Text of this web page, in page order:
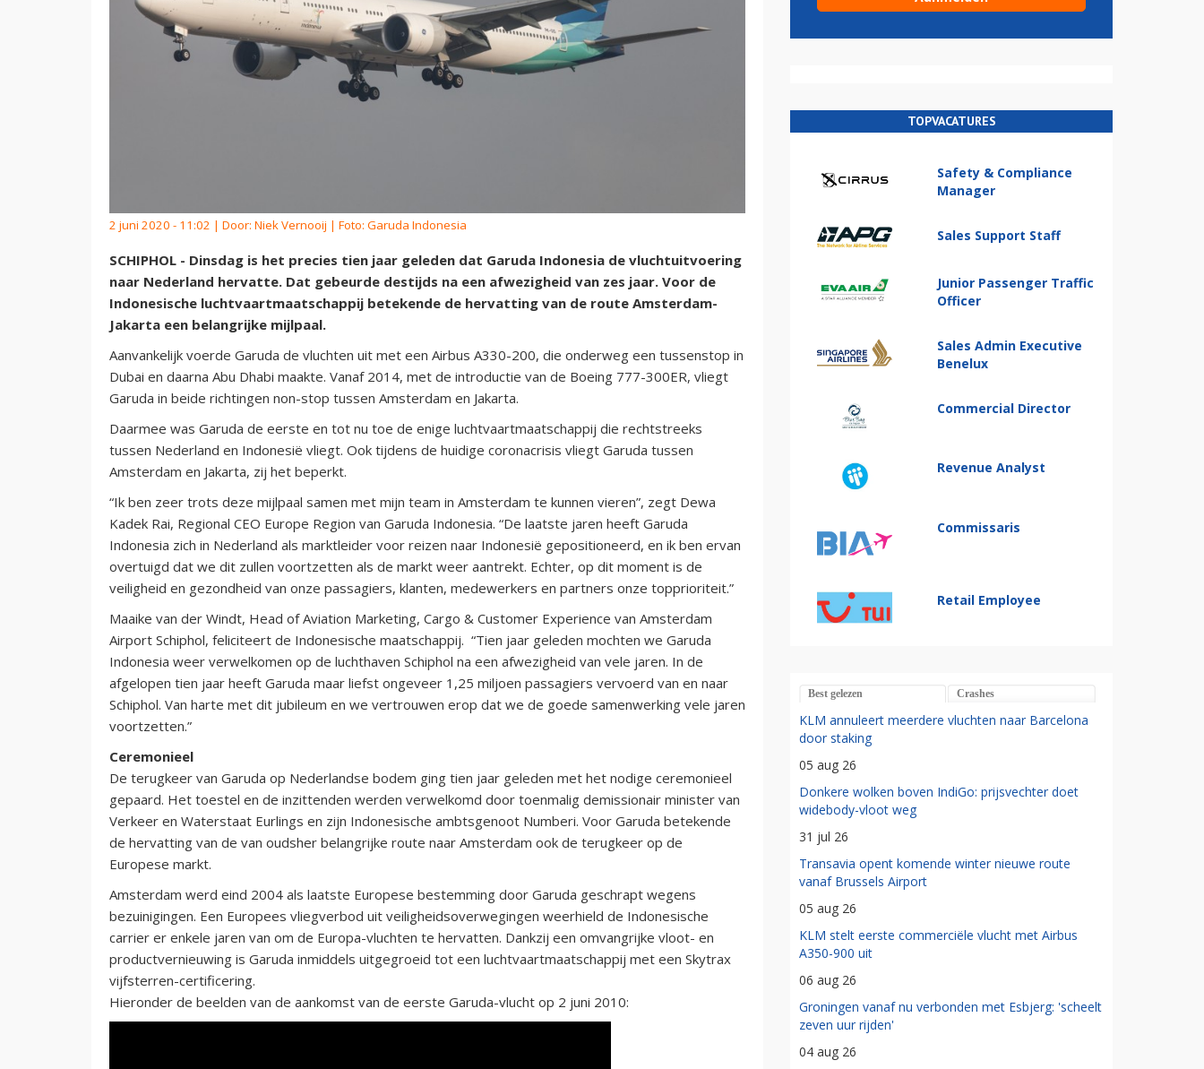
2 juni 2020 - 11:02 | Door: Niek Vernooij | Foto: Garuda Indonesia
SCHIPHOL - Dinsdag is het precies tien jaar geleden dat Garuda Indonesia de vluchtuitvoering
naar Nederland hervatte. Dat gebeurde destijds na een afwezigheid van zes jaar. Voor de
Indonesische luchtvaartmaatschappij betekende de hervatting van de route Amsterdam-
Jakarta een belangrijke mijlpaal.
Aanvankelijk voerde Garuda de vluchten uit met een Airbus A330-200, die onderweg een tussenstop in
Dubai en daarna Abu Dhabi maakte. Vanaf 2014, met de introductie van de Boeing 777-300ER, vliegt
Garuda in beide richtingen non-stop tussen Amsterdam en Jakarta.
Daarmee was Garuda de eerste en tot nu toe de enige luchtvaartmaatschappij die rechtstreeks
tussen Nederland en Indonesië vliegt. Ook tijdens de huidige coronacrisis vliegt Garuda tussen
Amsterdam en Jakarta, zij het beperkt.
“Ik ben zeer trots deze mijlpaal samen met mijn team in Amsterdam te kunnen vieren”, zegt Dewa
Kadek Rai, Regional CEO Europe Region van Garuda Indonesia. “De laatste jaren heeft Garuda
Indonesia zich in Nederland als marktleider voor reizen naar Indonesië gepositioneerd, en ik ben ervan
overtuigd dat we dit zullen voortzetten als de markt weer aantrekt. Echter, op dit moment is de
veiligheid en gezondheid van onze passagiers, klanten, medewerkers en partners onze topprioriteit.”
Maaike van der Windt, Head of Aviation Marketing, Cargo & Customer Experience van Amsterdam
Airport Schiphol, feliciteert de Indonesische maatschappij. “Tien jaar geleden mochten we Garuda
Indonesia weer verwelkomen op de luchthaven Schiphol na een afwezigheid van vele jaren. In de
afgelopen tien jaar heeft Garuda maar liefst ongeveer 1,25 miljoen passagiers vervoerd van en naar
Schiphol. Van harte met dit jubileum en we vertrouwen erop dat we de goede samenwerking vele jaren
voortzetten.”
Ceremonieel
De terugkeer van Garuda op Nederlandse bodem ging tien jaar geleden met het nodige ceremonieel
gepaard. Het toestel en de inzittenden werden verwelkomd door toenmalig demissionair minister van
Verkeer en Waterstaat Eurlings en zijn Indonesische ambtsgenoot Numberi. Voor Garuda betekende
de hervatting van de van oudsher belangrijke route naar Amsterdam ook de terugkeer op de
Europese markt.
Amsterdam werd eind 2004 als laatste Europese bestemming door Garuda geschrapt wegens
bezuinigingen. Een Europees vliegverbod uit veiligheidsoverwegingen weerhield de Indonesische
carrier er enkele jaren van om de Europa-vluchten te hervatten. Dankzij een omvangrijke vloot- en
productvernieuwing is Garuda inmiddels uitgegroeid tot een luchtvaartmaatschappij met een Skytrax
vijfsterren-certificering.
Hieronder de beelden van de aankomst van de eerste Garuda-vlucht op 2 juni 2010:
TOPVACATURES
Safety & Compliance
Manager
Sales Support Staff
Junior Passenger Traffic
Officer
Sales Admin Executive
Benelux
Commercial Director
Revenue Analyst
Commissaris
Retail Employee
Best gelezen Crashes
KLM annuleert meerdere vluchten naar Barcelona
door staking
05 aug 26
Donkere wolken boven IndiGo: prijsvechter doet
widebody-vloot weg
31 jul 26
Transavia opent komende winter nieuwe route
vanaf Brussels Airport
05 aug 26
KLM stelt eerste commerciële vlucht met Airbus
A350-900 uit
06 aug 26
Groningen vanaf nu verbonden met Esbjerg: 'scheelt
zeven uur rijden'
04 aug 26